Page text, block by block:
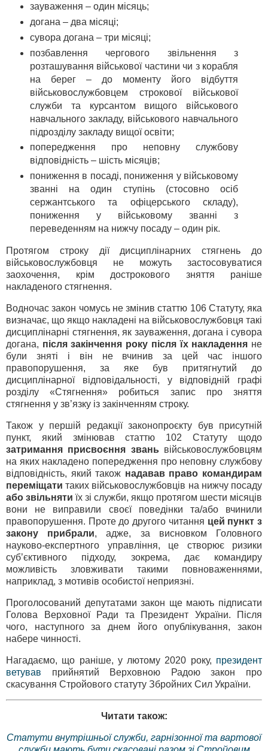
зауваження – один місяць;
догана – два місяці;
сувора догана – три місяці;
позбавлення чергового звільнення з
розташування військової частини чи з корабля
на берег – до моменту його відбуття
військовослужбовцем строкової військової
служби та курсантом вищого військового
навчального закладу, військового навчального
підрозділу закладу вищої освіти;
попередження про неповну службову
відповідність – шість місяців;
пониження в посаді, пониження у військовому
званні на один ступінь (стосовно осіб
сержантського та офіцерського складу),
пониження у військовому званні з
переведенням на нижчу посаду – один рік.
Протягом строку дії дисциплінарних стягнень до
військовослужбовця не можуть застосовуватися
заохочення, крім дострокового зняття раніше
накладеного стягнення.
Водночас закон чомусь не змінив статтю 106 Статуту, яка
визначає, що якщо накладені на військовослужбовця такі
дисциплінарні стягнення, як зауваження, догана і сувора
догана, після закінчення року після їх накладення не
були зняті і він не вчинив за цей час іншого
правопорушення, за яке був притягнутий до
дисциплінарної відповідальності, у відповідній графі
розділу «Стягнення» робиться запис про зняття
стягнення у зв’язку із закінченням строку.
Також у першій редакції законопроєкту був присутній
пункт, який змінював статтю 102 Статуту щодо
затримання присвоєння званьвійськовослужбовцям
на яких накладено попередження про неповну службову
відповідність, який також надавав право командирам
переміщати таких військовослужбовців на нижчу посаду
або звільняти їх зі служби, якщо протягом шести місяців
вони не виправили своєї поведінки та/або вчинили
правопорушення. Проте до другого читання цей пункт з
закону прибрали, адже, за висновком Головного
науково-експертного управління, це створює ризики
суб’єктивного підходу, зокрема, дає командиру
можливість зловживати такими повноваженнями,
наприклад, з мотивів особистої неприязні.
Проголосований депутатами закон ще мають підписати
Голова Верховної Ради та Президент України. Після
чого, наступного за днем його опублікування, закон
набере чинності.
Нагадаємо, що раніше, у лютому 2020 року, президент
ветував прийнятий Верховною Радою закон про
скасування Стройового статуту Збройних Сил України.
Читати також:
Статути внутрішньої служби, гарнізонної та вартової